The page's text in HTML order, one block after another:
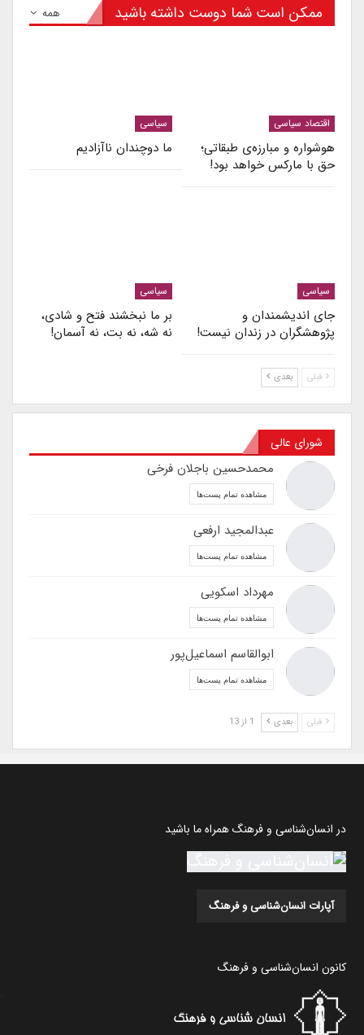
همه ممکن است شما دوست داشته باشید
اقتصاد سیاسی
هوشواره و مبارزه‌ی طبقاتی؛
حق با مارکس خواهد بود!
سیاسی
ما دوچندان ناآزادیم
سیاسی
جای اندیشمندان و
پژوهشگران در زندان نیست!
سیاسی
بر ما نبخشند فتح و شادی،
نه شه، نه بت، نه آسمان!
قبلی بعدی
شورای عالی
محمدحسین باجلان فرخی
مشاهده تمام پست‌ها
عبدالمجید ارفعی
مشاهده تمام پست‌ها
مهرداد اسکویی
مشاهده تمام پست‌ها
ابوالقاسم اسماعیل‌پور
مشاهده تمام پست‌ها
قبلی بعدی
در انسان‌شناسی و فرهنگ همراه ما باشید
آپارات انسان‌شناسی و فرهنگ
کانون انسان‌شناسی و فرهنگ